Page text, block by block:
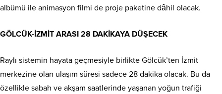
albümü ile animasyon filmi de proje paketine dâhil olacak.
GÖLCÜK-İZMİT ARASI 28 DAKİKAYA DÜŞECEK
Raylı sistemin hayata geçmesiyle birlikte Gölcük’ten İzmit
merkezine olan ulaşım süresi sadece 28 dakika olacak. Bu da
özellikle sabah ve akşam saatlerinde yaşanan yoğun trafiği